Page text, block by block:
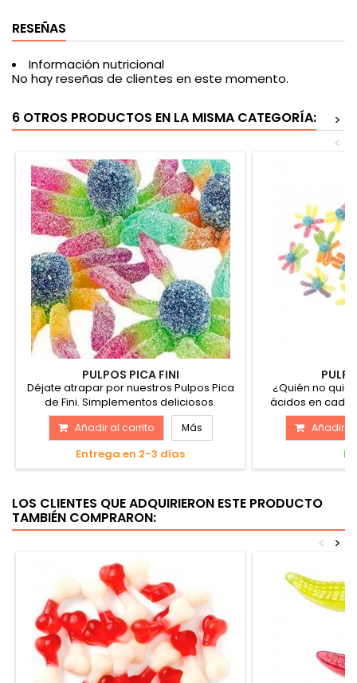
RESEÑAS
Información nutricional
No hay reseñas de clientes en este momento.
6 OTROS PRODUCTOS EN LA MISMA CATEGORÍA:
>
<
PULPOS PICA FINI
Déjate atrapar por nuestros Pulpos Pica
de Fini. Simplementos deliciosos.
Añadir al carrito Más
Entrega en 2-3 días
¿Quién no
ácidos en cada
Añadir
LOS CLIENTES QUE ADQUIRIERON ESTE PRODUCTO
TAMBIÉN COMPRARON:
>
<